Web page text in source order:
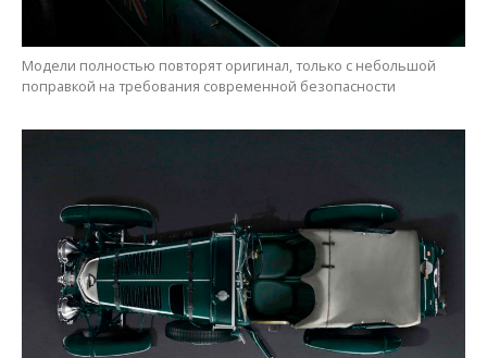
Модели полностью повторят оригинал, только с небольшой
поправкой на требования современной безопасности